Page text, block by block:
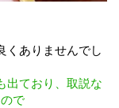
くありませんでし
出ており、取説な
で